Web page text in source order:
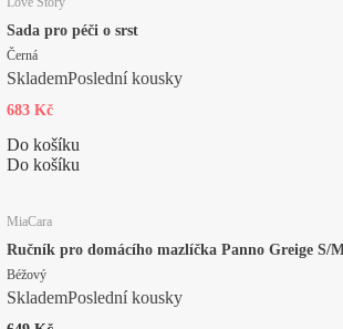
Sada pro péči o srst
Černá
SklademPoslední kousky
683 Kč
Do košíku
Do košíku
MiaCara
Ručník pro domácího mazlíčka Panno Greige S/
Béžový
SklademPoslední kousky